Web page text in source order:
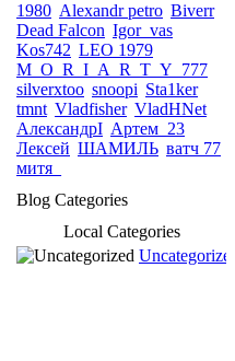
1980 Alexandr petro Biverr
Dead Falcon Igor_vas
Kos742 LEO 1979
M_O_R_I_A_R_T_Y_777
silverxtoo snoopi Sta1ker
tmnt Vladfisher VladHNet
АлександрI Артем_23
Лексей ШАМИЛЬ ватч 77
митя_
Blog Categories
Local Categories
Uncategorized